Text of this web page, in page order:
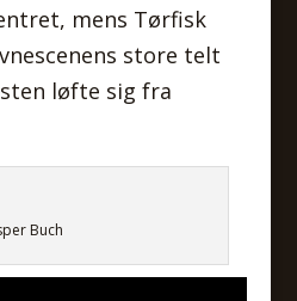
mens Tørfisk
store telt
løfte sig fra
Buch